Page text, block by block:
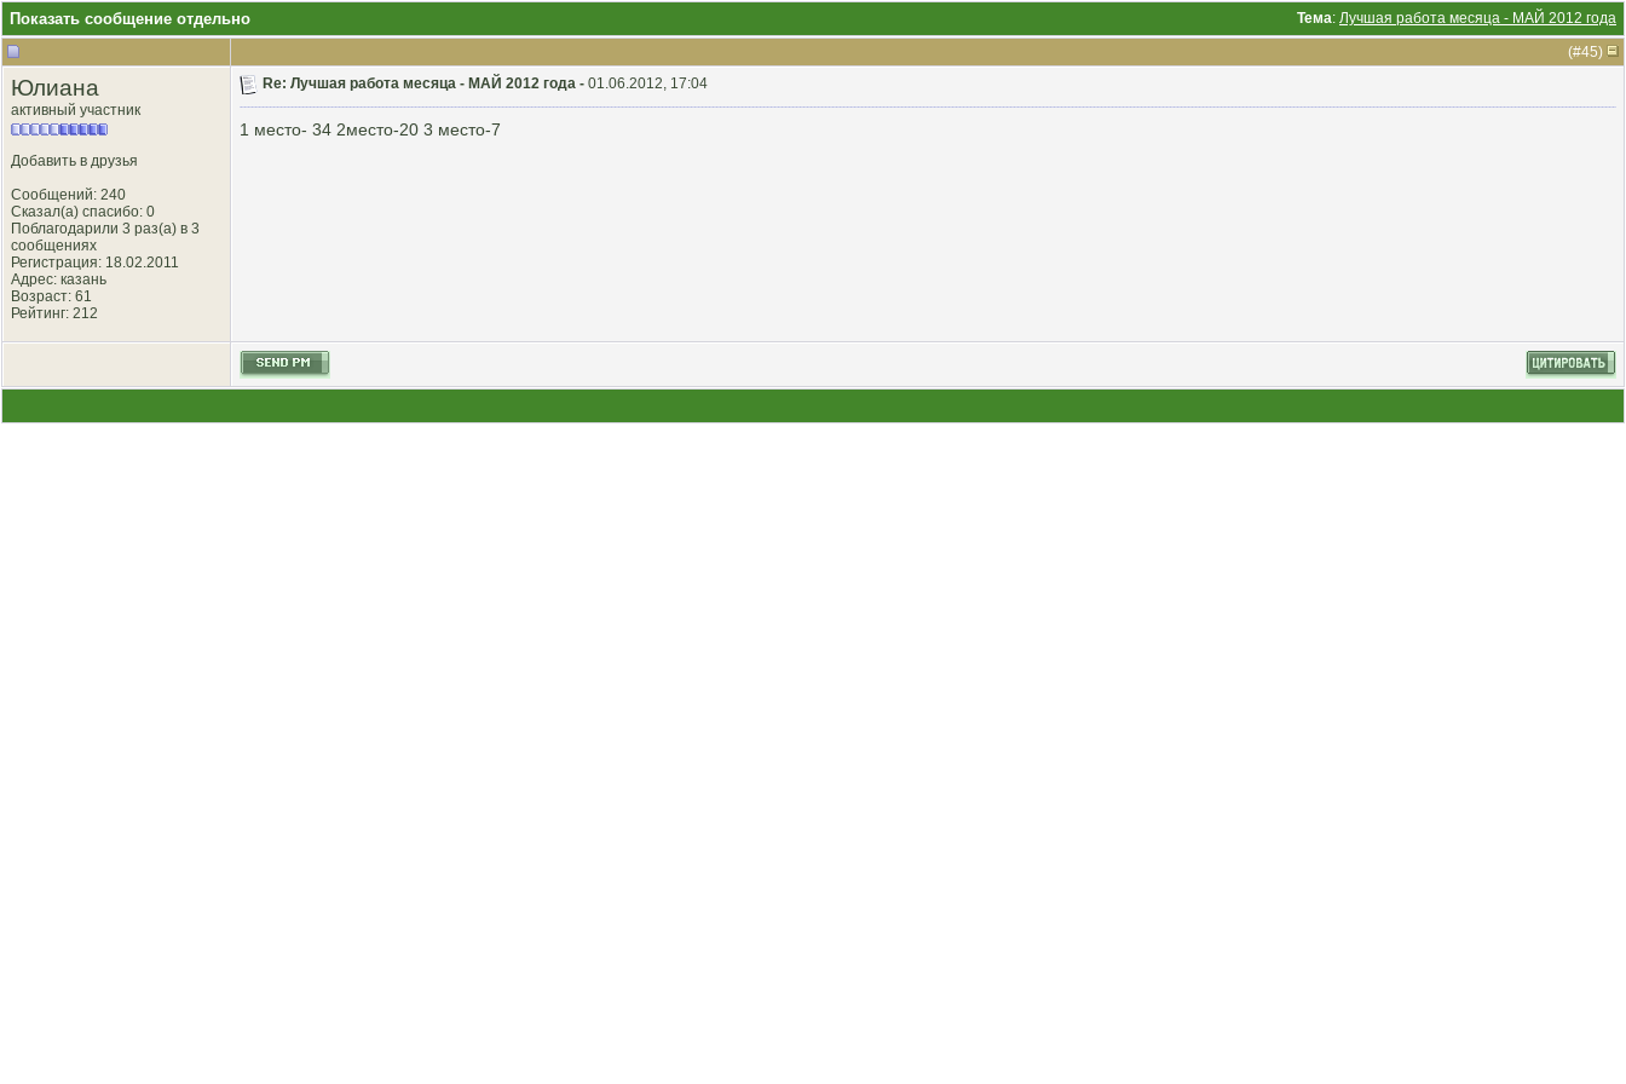
Тема: Лучшая работа месяца - МАЙ 2012 года
Показать сообщение отдельно
(#45)
Юлиана
активный участник
Добавить в друзья
Сообщений: 240
Сказал(а) спасибо: 0
Поблагодарили 3 раз(а) в 3
сообщениях
Регистрация: 18.02.2011
Адрес: казань
Возраст: 61
Рейтинг: 212
Re: Лучшая работа месяца - МАЙ 2012 года - 01.06.2012, 17:04
1 место- 34 2место-20 3 место-7